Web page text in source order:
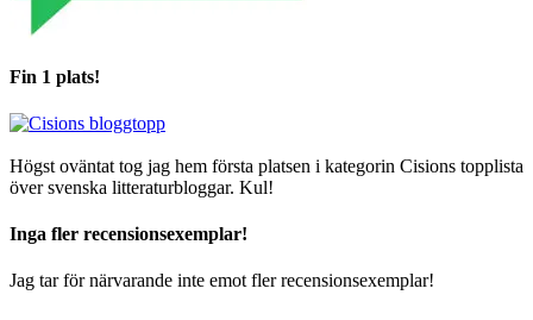
Fin 1 plats!
Högst oväntat tog jag hem första platsen i kategorin Cisions topplista
över svenska litteraturbloggar. Kul!
Inga fler recensionsexemplar!
Jag tar för närvarande inte emot fler recensionsexemplar!